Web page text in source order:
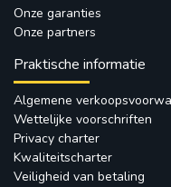
Onze garanties
Onze partners
Praktische informatie
Algemene
Wettelijke voorschriften
Privacy charter
Kwaliteitscharter
Veiligheid van betaling